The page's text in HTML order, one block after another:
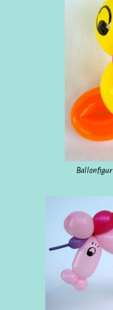
Ballonfigur